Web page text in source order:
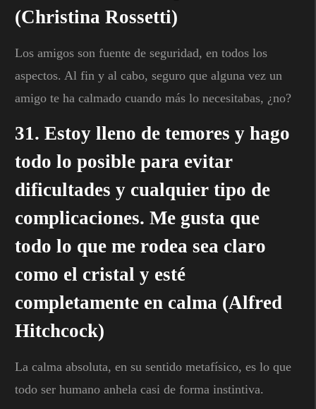
(Christina Rossetti)
Los amigos son fuente de seguridad, en todos los
aspectos. Al fin y al cabo, seguro que alguna vez un
amigo te ha calmado cuando más lo necesitabas, ¿no?
31. Estoy lleno de temores y hago
todo lo posible para evitar
dificultades y cualquier tipo de
complicaciones. Me gusta que
todo lo que me rodea sea claro
como el cristal y esté
completamente en calma (Alfred
Hitchcock)
La calma absoluta, en su sentido metafísico, es lo que
todo ser humano anhela casi de forma instintiva.